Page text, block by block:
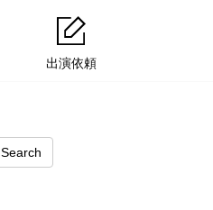
出演依頼
Search